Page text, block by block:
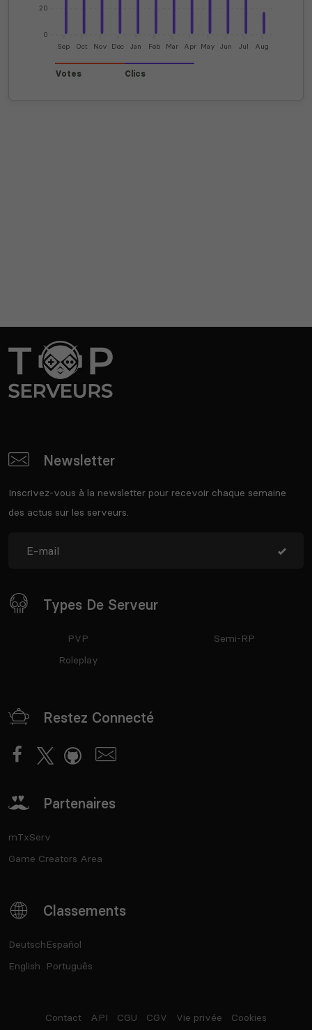
0
20
Sep Oct Nov Dec Jan Feb Mar Apr May Jun Jul Aug
Votes Clics
Newsletter
Inscrivez-vous à la newsletter pour recevoir chaque semaine
des actus sur les serveurs.
Types De Serveur
PVP
Roleplay
Semi-RP
Restez Connecté
Partenaires
mTxServ
Game Creators Area
Classements
Deutsch
English
Español
Português
Contact API CGU CGV Vie privée Cookies